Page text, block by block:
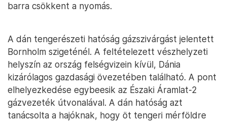
barra csökkent a nyomás.
A dán tengerészeti hatóság gázszivárgást jelentett
Bornholm szigeténél. A feltételezett vészhelyzeti
helyszín az ország felségvizein kívül, Dánia
kizárólagos gazdasági övezetében található. A pont
elhelyezkedése egybeesik az Északi Áramlat-2
gázvezeték útvonalával. A dán hatóság azt
tanácsolta a hajóknak, hogy öt tengeri mérföldre